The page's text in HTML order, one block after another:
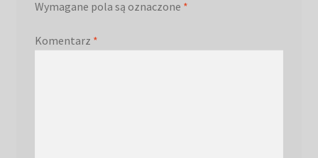
Wymagane pola są oznaczone *
Komentarz *